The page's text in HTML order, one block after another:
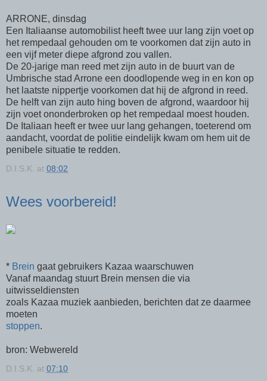
ARRONE, dinsdag
Een Italiaanse automobilist heeft twee uur lang zijn voet op
het rempedaal gehouden om te voorkomen dat zijn auto in
een vijf meter diepe afgrond zou vallen.
De 20-jarige man reed met zijn auto in de buurt van de
Umbrische stad Arrone een doodlopende weg in en kon op
het laatste nippertje voorkomen dat hij de afgrond in reed.
De helft van zijn auto hing boven de afgrond, waardoor hij
zijn voet ononderbroken op het rempedaal moest houden.
De Italiaan heeft er twee uur lang gehangen, toeterend om
aandacht, voordat de politie eindelijk kwam om hem uit de
penibele situatie te redden.
D.I.S.K. at 08:02
Wees voorbereid!
* Brein gaat gebruikers Kazaa waarschuwen
Vanaf maandag stuurt Brein mensen die via
uitwisseldiensten
zoals Kazaa muziek aanbieden, berichten dat ze daarmee
moeten
stoppen.
bron: Webwereld
D.I.S.K. at 07:10